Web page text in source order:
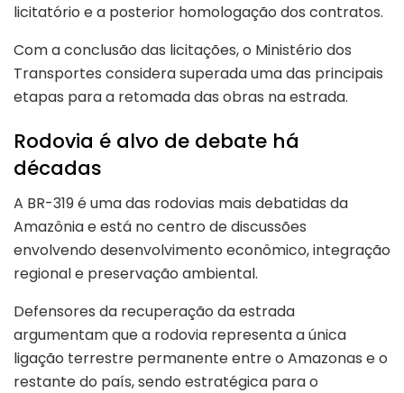
licitatório e a posterior homologação dos contratos.
Com a conclusão das licitações, o Ministério dos
Transportes considera superada uma das principais
etapas para a retomada das obras na estrada.
Rodovia é alvo de debate há
décadas
A BR-319 é uma das rodovias mais debatidas da
Amazônia e está no centro de discussões
envolvendo desenvolvimento econômico, integração
regional e preservação ambiental.
Defensores da recuperação da estrada
argumentam que a rodovia representa a única
ligação terrestre permanente entre o Amazonas e o
restante do país, sendo estratégica para o